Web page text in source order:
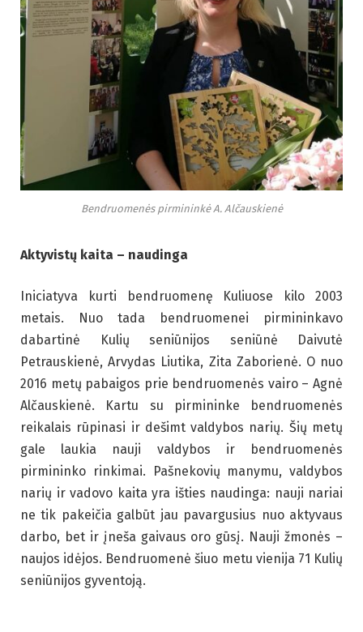
Bendruomenės pirmininkė A. Alčauskienė
Aktyvistų kaita – naudinga
Iniciatyva kurti bendruomenę Kuliuose kilo 2003
metais. Nuo tada bendruomenei pirmininkavo
dabartinė Kulių seniūnijos seniūnė Daivutė
Petrauskienė, Arvydas Liutika, Zita Zaborienė. O nuo
2016 metų pabaigos prie bendruomenės vairo – Agnė
Alčauskienė. Kartu su pirmininke bendruomenės
reikalais rūpinasi ir dešimt valdybos narių. Šių metų
gale laukia nauji valdybos ir bendruomenės
pirmininko rinkimai. Pašnekovių manymu, valdybos
narių ir vadovo kaita yra išties naudinga: nauji nariai
ne tik pakeičia galbūt jau pavargusius nuo aktyvaus
darbo, bet ir įneša gaivaus oro gūsį. Nauji žmonės –
naujos idėjos. Bendruomenė šiuo metu vienija 71 Kulių
seniūnijos gyventoją.